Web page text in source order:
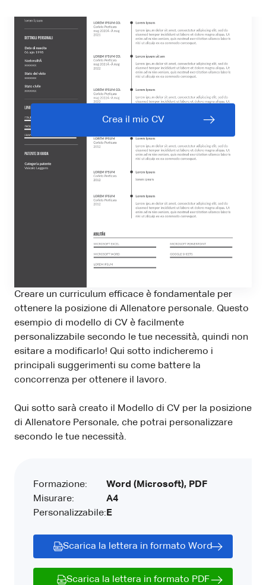
Crea il mio CV
Creare un curriculum efficace è fondamentale per
ottenere la posizione di Allenatore personale. Questo
esempio di modello di CV è facilmente
personalizzabile secondo le tue necessità, quindi non
esitare a modificarlo! Qui sotto indicheremo i
principali suggerimenti su come battere la
concorrenza per ottenere il lavoro.
Qui sotto sarà creato il Modello di CV per la posizione
di Allenatore Personale, che potrai personalizzare
secondo le tue necessità.
Formazione:
Misurare:
Personalizzabile:
Word (Microsoft), PDF
A4
E
Scarica la lettera in formato Word
Scarica la lettera in formato PDF